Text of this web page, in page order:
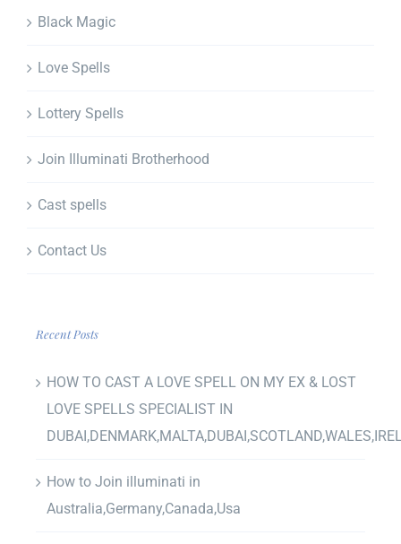
Black Magic
Love Spells
Lottery Spells
Join Illuminati Brotherhood
Cast spells
Contact Us
Recent Posts
HOW TO CAST A LOVE SPELL ON MY EX & LOST
LOVE SPELLS SPECIALIST IN
How to Join illuminati in
Australia,Germany,Canada,Usa